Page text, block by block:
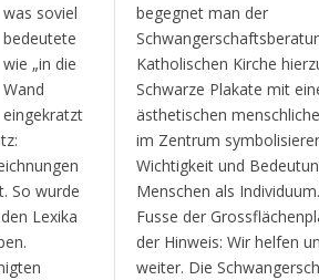
was soviel
bedeutete
wie „in die
Wand
eingekratzt
So wurde
Lexika
begegnet man der
Katholischen Kirche
Schwarze Plakate mit
ästhetischen
im Zentrum
Wichtigkeit und
Menschen als
Fusse der
der Hinweis: Wir helfen
weiter. Die